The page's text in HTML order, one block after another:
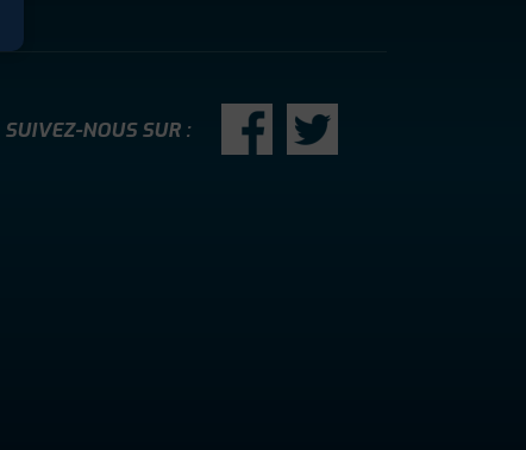
SUIVEZ-NOUS SUR :